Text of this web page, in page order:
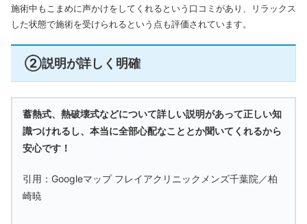
施術中もこまめに声かけをしてくれるという口コミがあり、リラックス
した状態で施術を受けられるという点も評価されています。
②説明が詳しく明確
蓄熱式、熱破壊式などについて詳しい説明があって正しい知
識つけれるし、本当に全部心配なこととか聞いてくれるから
安心です！
引用：Googleマップ フレイアクリニックメンズ千葉院／柏
崎暁